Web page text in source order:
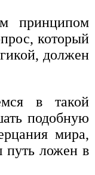
принципом
который
должен
в такой
подобную
мира,
путь ложен в